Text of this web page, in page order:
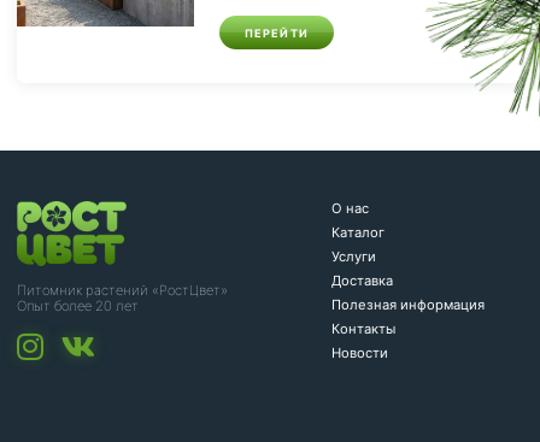
ПЕРЕЙТИ
Питомник растений «РостЦвет»
Опыт более 20 лет
О нас
Каталог
Услуги
Доставка
Полезная информация
Контакты
Новости